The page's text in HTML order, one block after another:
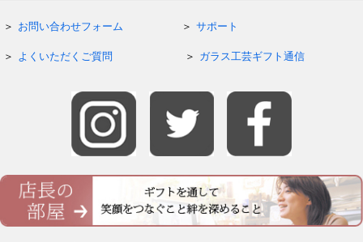
お問い合わせフォーム サポート
よくいただくご質問 ガラス工芸ギフト通信